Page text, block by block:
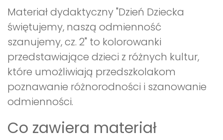
Materiał dydaktyczny "Dzień Dziecka
świętujemy, naszą odmienność
szanujemy, cz. 2" to kolorowanki
przedstawiające dzieci z różnych kultur,
które umożliwiają przedszkolakom
poznawanie różnorodności i szanowanie
odmienności.
Co zawiera materiał